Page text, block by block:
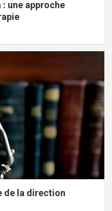
: une approche
de la direction